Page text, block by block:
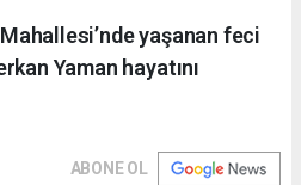
yaşanan feci
Yaman hayatını
ABONE OL